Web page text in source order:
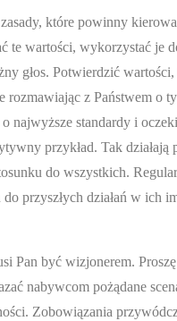
które powinny
te wartości, wykorzystać je
głos. Potwierdzić
z Państwem o
najwyższe standardy i
przykład. Tak
do wszystkich.
przyszłych działań w ich
Pan być wizjonerem.
nabywcom pożądane
Zobowiązania